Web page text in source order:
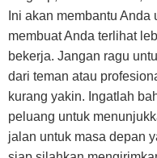
Ini akan membantu
membuat Anda terlihat
bekerja. Jangan ragu
dari teman atau
kurang yakin. Ingatlah
peluang untuk
jalan untuk masa depan